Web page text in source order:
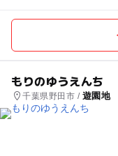
もりのゆうえんち
千葉県野田市 / 遊園地